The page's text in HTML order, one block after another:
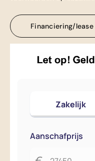
Financiering/lease